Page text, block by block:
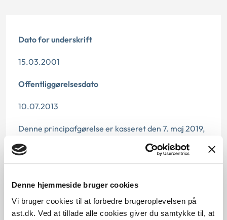
Denne hjemmeside bruger cookies
Vi bruger cookies til at forbedre brugeroplevelsen på
ast.dk. Ved at tillade alle cookies giver du samtykke til, at
Dato for underskrift
15.03.2001
Offentliggørelsesdato
10.07.2013
Denne principafgørelse er kasseret den 7. maj 2019,
da den ikke længere har vejledningsværdi.
Paragraf
§ 45 § 57 § 69 § 44 § 42 § 55
Journalnummer